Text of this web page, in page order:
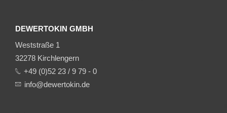
DEWERTOKIN GMBH
Weststraße 1
32278 Kirchlengern
+49 (0)52 23 / 9 79 - 0
info@dewertokin.de